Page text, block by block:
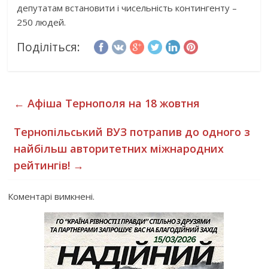
депутатам встановити і чисельність контингенту –
250 людей.
Поділіться:
← Афіша Тернополя на 18 жовтня
Тернопільський ВУЗ потрапив до одного з
найбільш авторитетних міжнародних
рейтингів! →
Коментарі вимкнені.